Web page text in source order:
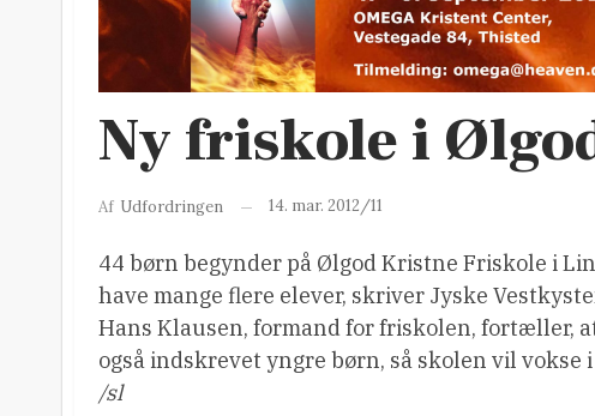
Ny friskole i
Af Udfordringen 14. mar. 2012/11
44 børn begynder på Ølgod Kristne Friskole i
have mange flere elever, skriver Jyske
Hans Klausen, formand for friskolen, fortæller,
også indskrevet yngre børn, så skolen vil vokse
/sl